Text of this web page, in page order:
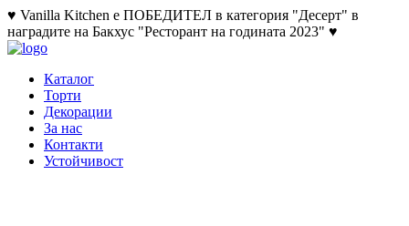
♥ Vanilla Kitchen е ПОБЕДИТЕЛ в категория "Десерт" в
наградите на Бакхус "Ресторант на годината 2023" ♥
Каталог
Торти
Декорации
За нас
Контакти
Устойчивост